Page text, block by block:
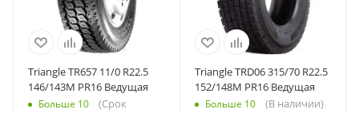
Triangle TR657 11/0 R22.5
146/143M PR16 Ведущая
Больше 10
(Срок
Triangle TRD06 315/70 R22.5
152/148M PR16 Ведущая
Больше 10 (В наличии)